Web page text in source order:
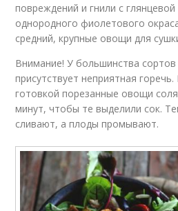
повреждений и гнили с
однородного фиолетового
средний, крупные овощи для
Внимание! У большинства
присутствует неприятная
готовкой порезанные овощи
минут, чтобы те выделили сок.
сливают, а плоды промывают.